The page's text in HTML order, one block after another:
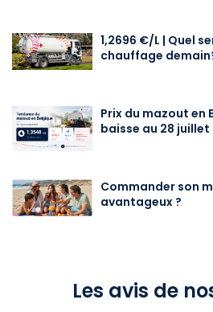
1,2696 €/L | Quel
chauffage
Prix du mazout en
baisse au 28 juillet
Commander son
avantageux ?
Les avis de